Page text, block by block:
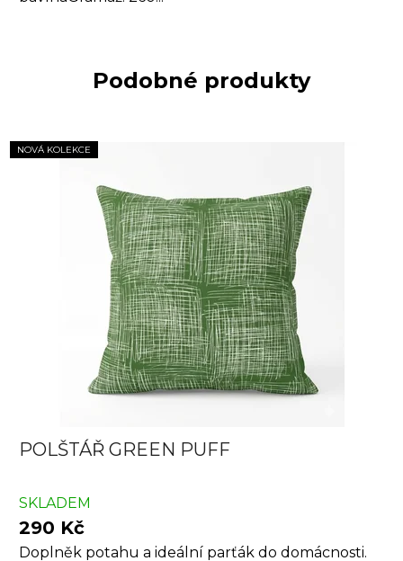
Podobné produkty
NOVÁ KOLEKCE
POLŠTÁŘ GREEN PUFF
SKLADEM
290 Kč
Doplněk potahu a ideální parťák do domácnosti.